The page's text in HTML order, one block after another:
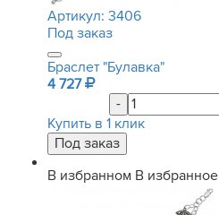
Артикул: 3406
Под заказ
Браслет "Булавка"
4 727
-
Купить в 1 клик
В избранном В избранное